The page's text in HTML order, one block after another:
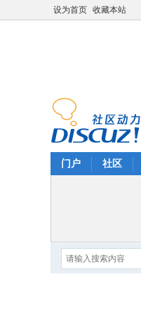
设为首页 收藏本站
门户 社区